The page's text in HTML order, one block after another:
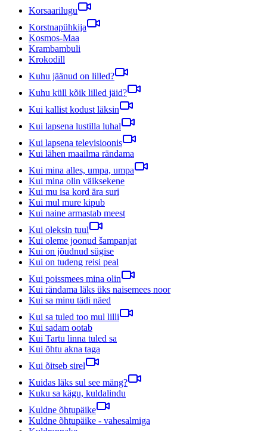
Korsaarilugu
Korstnapühkija
Kosmos-Maa
Krambambuli
Krokodill
Kuhu jäänud on lilled?
Kuhu küll kõik lilled jäid?
Kui kallist kodust läksin
Kui lapsena lustilla luhal
Kui lapsena televisioonis
Kui lähen maailma rändama
Kui mina alles, umpa, umpa
Kui mina olin väiksekene
Kui mu isa kord ära suri
Kui mul mure kipub
Kui naine armastab meest
Kui oleksin tuul
Kui oleme joonud šampanjat
Kui on jõudnud sügise
Kui on tudeng reisi peal
Kui poissmees mina olin
Kui rändama läks üks naisemees noor
Kui sa minu tädi näed
Kui sa tuled too mul lilli
Kui sadam ootab
Kui Tartu linna tuled sa
Kui õhtu akna taga
Kui õitseb sirel
Kuidas läks sul see mäng?
Kuku sa kägu, kuldalindu
Kuldne õhtupäike
Kuldne õhtupäike - vahesalmiga